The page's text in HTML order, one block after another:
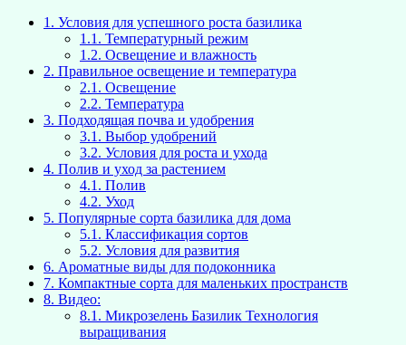
1. Условия для успешного роста базилика
1.1. Температурный режим
1.2. Освещение и влажность
2. Правильное освещение и температура
2.1. Освещение
2.2. Температура
3. Подходящая почва и удобрения
3.1. Выбор удобрений
3.2. Условия для роста и ухода
4. Полив и уход за растением
4.1. Полив
4.2. Уход
5. Популярные сорта базилика для дома
5.1. Классификация сортов
5.2. Условия для развития
6. Ароматные виды для подоконника
7. Компактные сорта для маленьких пространств
8. Видео:
8.1. Микрозелень Базилик Технология
выращивания